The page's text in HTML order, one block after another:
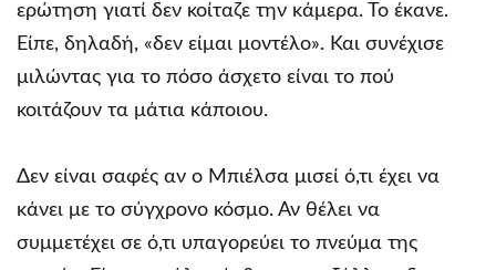
ερώτηση γιατί δεν κοίταζε την κάμερα. Το έκανε.
Είπε, δηλαδή, «δεν είμαι μοντέλο». Και συνέχισε
μιλώντας για το πόσο άσχετο είναι το πού
κοιτάζουν τα μάτια κάποιου.
Δεν είναι σαφές αν ο Μπιέλσα μισεί ό,τι έχει να
κάνει με το σύγχρονο κόσμο. Αν θέλει να
συμμετέχει σε ό,τι υπαγορεύει το πνεύμα της